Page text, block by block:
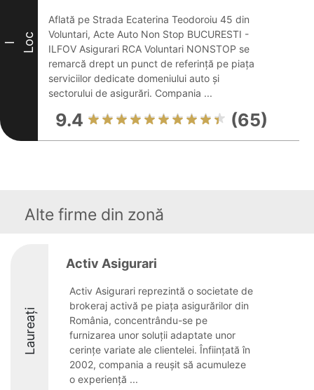
I Loc
Aflată pe Strada Ecaterina Teodoroiu 45 din
Voluntari, Acte Auto Non Stop BUCURESTI -
ILFOV Asigurari RCA Voluntari NONSTOP se
remarcă drept un punct de referință pe piața
serviciilor dedicate domeniului auto și
sectorului de asigurări. Compania ...
9.4 (65)
Alte firme din zonă
Laureați
Activ Asigurari
Activ Asigurari reprezintă o societate de
brokeraj activă pe piața asigurărilor din
România, concentrându-se pe
furnizarea unor soluții adaptate unor
cerințe variate ale clientelei. Înființată în
2002, compania a reușit să acumuleze
o experiență ...